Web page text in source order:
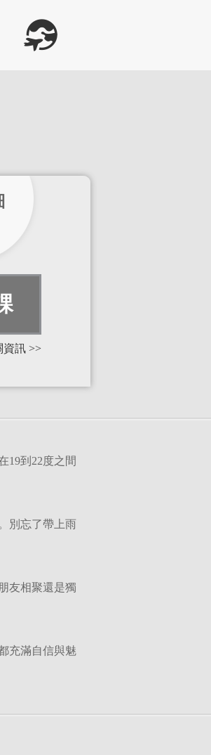
臺東縣(蘭嶼)；颱風及其外圍環流影
資訊 >>
19到22度之間
別忘了帶上雨
友相聚還是獨
充滿自信與魅